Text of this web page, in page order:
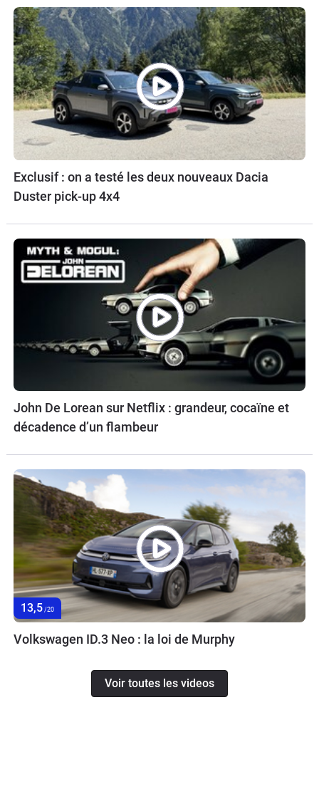
Exclusif : on a testé les deux nouveaux Dacia
Duster pick-up 4x4
John De Lorean sur Netflix : grandeur, cocaïne et
décadence d’un flambeur
13,5 /20
Volkswagen ID.3 Neo : la loi de Murphy
Voir toutes les videos